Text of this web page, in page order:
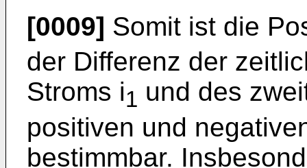
[0009] Somit ist die
der Differenz der
Stroms i1 und des
positiven und
bestimmbar.